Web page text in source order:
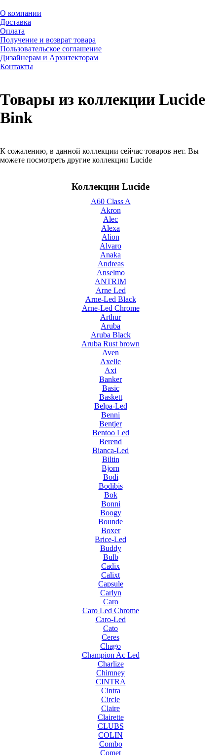
О компании
Доставка
Оплата
Получение и возврат товара
Пользовательское соглашение
Дизайнерам и Архитекторам
Контакты
Товары из коллекции Lucide
Bink
К сожалению, в данной коллекции сейчас товаров нет. Вы
можете посмотреть другие коллекции Lucide
Коллекции Lucide
A60 Class A
Akron
Alec
Alexa
Alion
Alvaro
Anaka
Andreas
Anselmo
ANTRIM
Arne Led
Arne-Led Black
Arne-Led Chrome
Arthur
Aruba
Aruba Black
Aruba Rust brown
Aven
Axelle
Axi
Banker
Basic
Baskett
Belpa-Led
Benni
Bentjer
Bentoo Led
Berend
Bianca-Led
Biltin
Bjorn
Bodi
Bodibis
Bok
Bonni
Boogy
Bounde
Boxer
Brice-Led
Buddy
Bulb
Cadix
Calixt
Capsule
Carlyn
Caro
Caro Led Chrome
Caro-Led
Cato
Ceres
Chago
Champion Ac Led
Charlize
Chimney
CINTRA
Cintra
Circle
Claire
Clairette
CLUBS
COLIN
Combo
Comet